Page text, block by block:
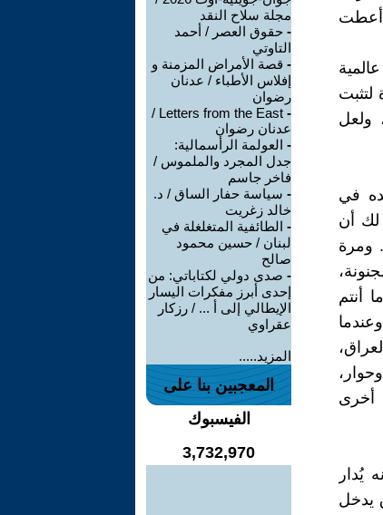
أعطت
ولعل
في
لك أن
ومرة
أنتم
أخرى
يُدار
يدخل
مجلة سلاح النقد
- حقوق العصر / أحمد
التاوتي
- قصة الأمراض المزمنة و
إفلاس الأطباء / عدنان
رضوان
-
Letters from the East /
عدنان رضوان
- العولمة الرأسمالية:
جدل المجرد والملموس /
فاخر جاسم
- سياسة حفار الساق / د.
خالد زغريت
- الطائفية المتغلغلة في
لبنان / حسين محمود
صالح
- صدى دولي لكتاباتي: من
إحدى أبرز مفكرات اليسار
الإيطالي إلى أ ... / رزكار
عقراوي
المزيد.....
المعجبين بنا على
الفيسبوك
3,732,970